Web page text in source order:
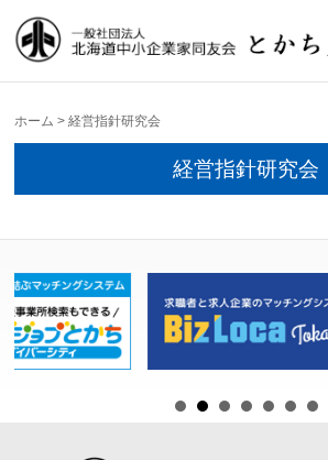
北海道中小企業
良い会社、良い経営者、よい経営
ホーム >経営指針研究会
経営指針研究会